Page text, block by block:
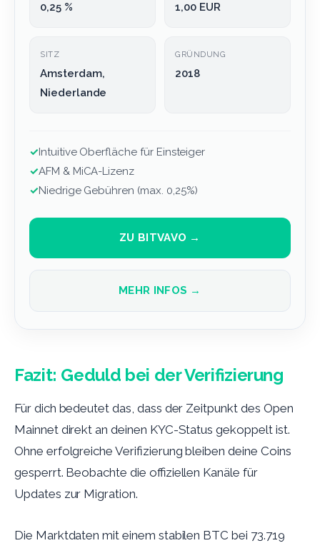
0,25 % 1,00 EUR
SITZ
Amsterdam,
Niederlande
GRÜNDUNG
2018
✓Intuitive Oberfläche für Einsteiger
✓AFM & MiCA-Lizenz
✓Niedrige Gebühren (max. 0,25%)
ZU BITVAVO →
MEHR INFOS →
Fazit: Geduld bei der Verifizierung
Für dich bedeutet das, dass der Zeitpunkt des Open
Mainnet direkt an deinen KYC-Status gekoppelt ist.
Ohne erfolgreiche Verifizierung bleiben deine Coins
gesperrt. Beobachte die offiziellen Kanäle für
Updates zur Migration.
Die Marktdaten mit einem stabilen BTC bei 73.719